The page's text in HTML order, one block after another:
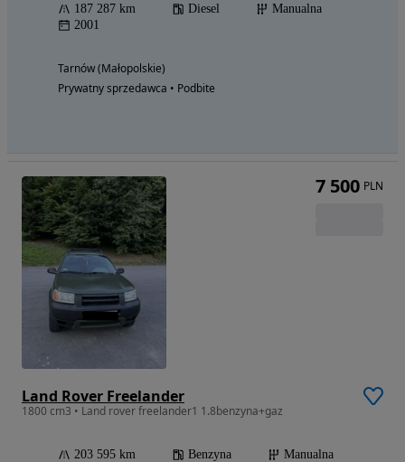
187 287 km Diesel
Manualna
2001
Tarnów (Małopolskie)
Prywatny sprzedawca • Podbite
Land Rover Freelander
1800 cm3 • Land rover freelander1 1.8benzyna+gaz
203 595 km Benzyna Manualna
7 500 PLN